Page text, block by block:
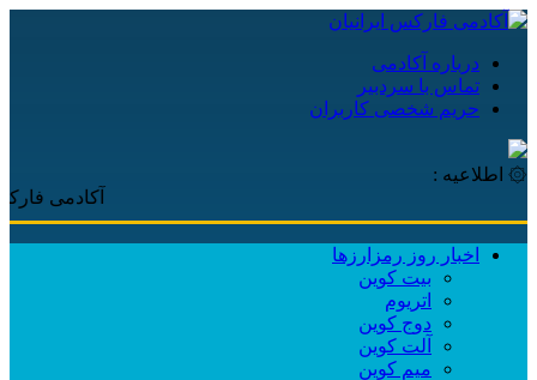
درباره آکادمی
تماس با سردبیر
حریم شخصی کاربران
۞ اطلاعیه :
آکادمی فارکس
اخبار روز رمزارزها
بیت کوین
اتریوم
دوج کوین
آلت کوین
میم کوین‌